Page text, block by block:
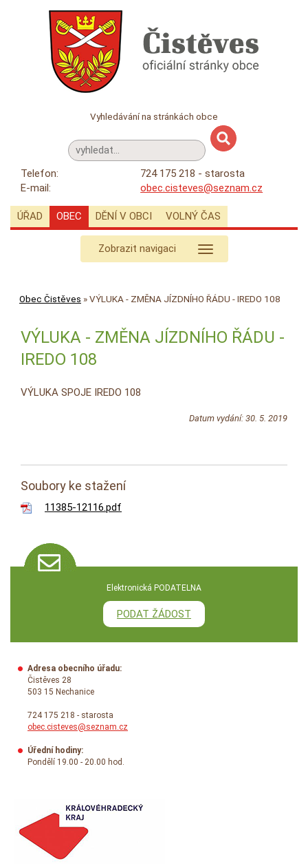
Vyhledávání na stránkách obce
Telefon:
724 175 218 - starosta
E-mail:
obec.cisteves@seznam.cz
ÚŘAD OBEC DĚNÍ V OBCI VOLNÝ ČAS
Zobrazit navigaci
Obec Čistěves »VÝLUKA - ZMĚNA JÍZDNÍHO ŘÁDU - IREDO 108
VÝLUKA - ZMĚNA JÍZDNÍHO ŘÁDU -
IREDO 108
VÝLUKA SPOJE IREDO 108
Datum vydání: 30. 5. 2019
Soubory ke stažení
11385-12116.pdf
Elektronická PODATELNA
PODAT ŽÁDOST
Adresa obecního úřadu:
Čistěves 28
503 15 Nechanice
724 175 218 - starosta
obec.cisteves@seznam.cz
Úřední hodiny:
Pondělí 19.00 - 20.00 hod.